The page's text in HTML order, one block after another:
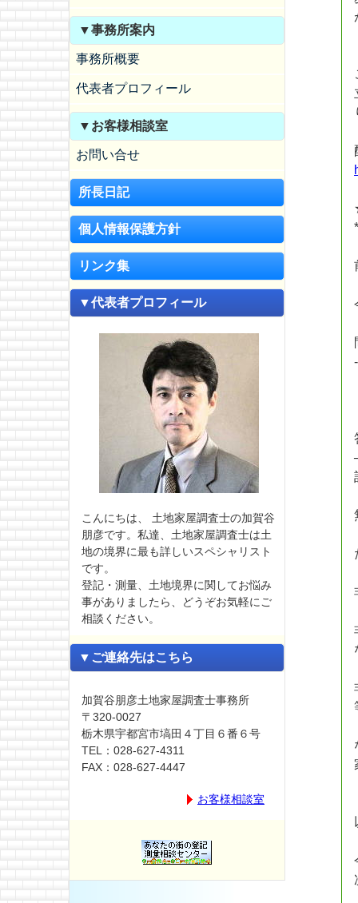
▼事務所案内
事務所概要
代表者プロフィール
▼お客様相談室
お問い合せ
所長日記
個人情報保護方針
リンク集
▼代表者プロフィール
こんにちは、 土地家屋調査士の加賀谷
朋彦です。私達、土地家屋調査士は土
地の境界に最も詳しいスペシャリスト
です。
登記・測量、土地境界に関してお悩み
事がありましたら、どうぞお気軽にご
相談ください。
▼ご連絡先はこちら
加賀谷朋彦土地家屋調査士事務所
〒320-0027
栃木県宇都宮市塙田４丁目６番６号
TEL：028-627-4311
FAX：028-627-4447
お客様相談室